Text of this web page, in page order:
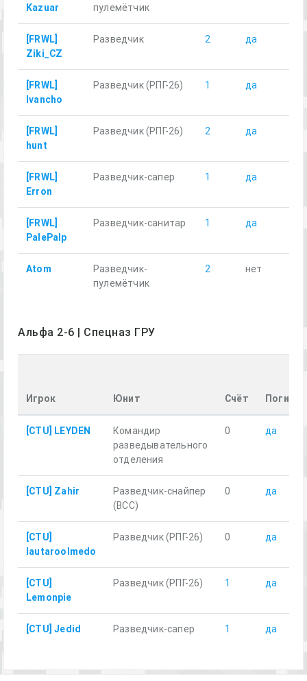
Kazuar
пулемётчик
[FRWL]
Ziki_CZ
Разведчик 2 да
[FRWL]
Ivancho
Разведчик (РПГ-26) 1 да
[FRWL]
hunt
Разведчик (РПГ-26) 2 да
[FRWL]
Erron
Разведчик-сапер 1 да
[FRWL]
PalePalp
Разведчик-санитар 1 да
Atom
Разведчик-
пулемётчик
2 нет
Альфа 2-6 | Спецназ ГРУ
Игрок Юнит Счёт Погиб
[CTU] LEYDEN
Командир
разведывательного
отделения
0 да
[CTU] Zahir
Разведчик-снайпер
(ВСС)
0 да
[CTU]
lautaroolmedo
Разведчик (РПГ-26) 0 да
[CTU]
Lemonpie
Разведчик (РПГ-26) 1 да
[CTU] Jedid Разведчик-сапер 1 да